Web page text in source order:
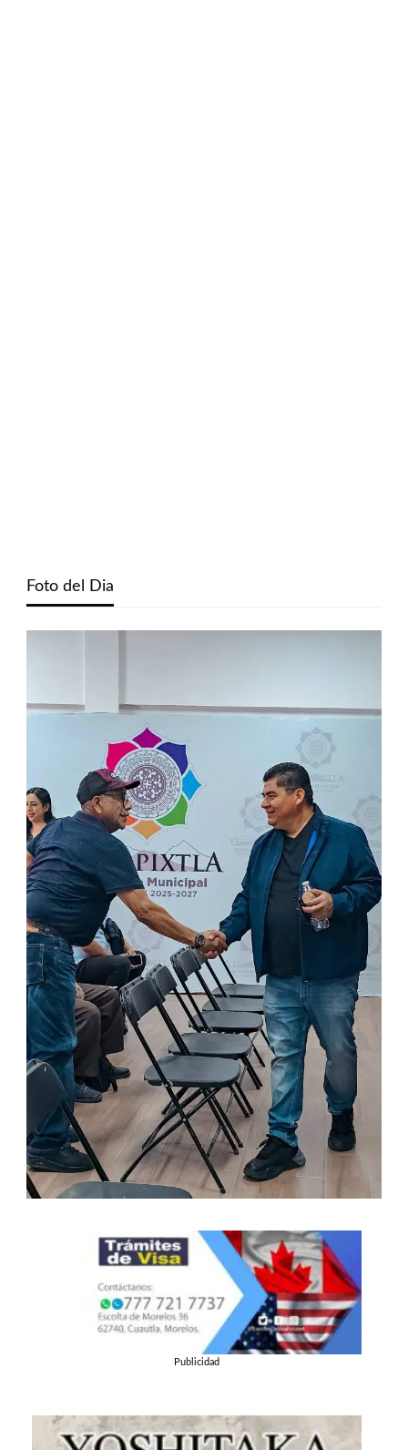
Foto del Dia
Publicidad